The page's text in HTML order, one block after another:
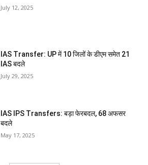
July 12, 2025
IAS Transfer: UP में 10 जिलों के डीएम समेत 21
IAS बदले
July 29, 2025
IAS IPS Transfers: बड़ा फेरबदल, 68 अफसर
बदले
May 17, 2025